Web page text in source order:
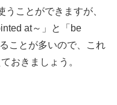
うことができますが、
at～」と「be
ことが多いので、これ
おきましょう。